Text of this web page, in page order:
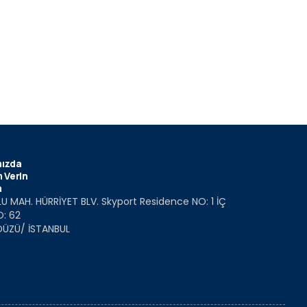
Verin
MAH. HÜRRİYET BLV. Skyport Residence NO: 1 İÇ
62
İSTANBUL